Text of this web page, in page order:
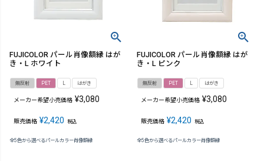
FUJICOLOR パール肖像額縁 はが
き・L ホワイト
無反射 PET L はがき
メーカー希望小売価格 ¥3,080
販売価格 ¥2,420 税込
全5色から選べるパールカラー肖像額縁
FUJICOLOR パール肖像額縁 はが
き・L ピンク
無反射 PET L はがき
メーカー希望小売価格 ¥3,080
販売価格 ¥2,420 税込
全5色から選べるパールカラー肖像額縁